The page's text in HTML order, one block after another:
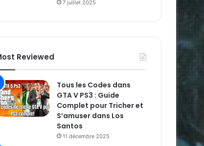
7 juillet 2025
Reviewed
Tous les Codes dans
GTA V PS3 : Guide
Complet pour Tricher et
S’amuser dans Los
Santos
11 décembre 2025